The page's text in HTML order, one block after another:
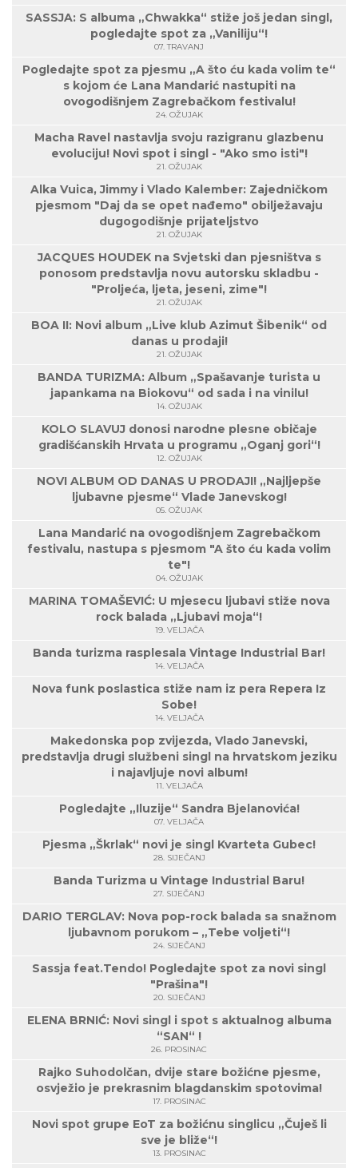
SASSJA: S albuma „Chwakka“ stiže još jedan singl,
pogledajte spot za „Vaniliju“!
07. TRAVANJ
Pogledajte spot za pjesmu „A što ću kada volim te“
s kojom će Lana Mandarić nastupiti na
ovogodišnjem Zagrebačkom festivalu!
24. OŽUJAK
Macha Ravel nastavlja svoju razigranu glazbenu
evoluciju! Novi spot i singl - "Ako smo isti"!
21. OŽUJAK
Alka Vuica, Jimmy i Vlado Kalember: Zajedničkom
pjesmom "Daj da se opet nađemo" obilježavaju
dugogodišnje prijateljstvo
21. OŽUJAK
JACQUES HOUDEK na Svjetski dan pjesništva s
ponosom predstavlja novu autorsku skladbu -
"Proljeća, ljeta, jeseni, zime"!
21. OŽUJAK
BOA II: Novi album „Live klub Azimut Šibenik“ od
danas u prodaji!
21. OŽUJAK
BANDA TURIZMA: Album „Spašavanje turista u
japankama na Biokovu“ od sada i na vinilu!
14. OŽUJAK
KOLO SLAVUJ donosi narodne plesne običaje
gradišćanskih Hrvata u programu „Oganj gori“!
12. OŽUJAK
NOVI ALBUM OD DANAS U PRODAJI! „Najljepše
ljubavne pjesme“ Vlade Janevskog!
05. OŽUJAK
Lana Mandarić na ovogodišnjem Zagrebačkom
festivalu, nastupa s pjesmom "A što ću kada volim
te"!
04. OŽUJAK
MARINA TOMAŠEVIĆ: U mjesecu ljubavi stiže nova
rock balada „Ljubavi moja“!
19. VELJAČA
Banda turizma rasplesala Vintage Industrial Bar!
14. VELJAČA
Nova funk poslastica stiže nam iz pera Repera Iz
Sobe!
14. VELJAČA
Makedonska pop zvijezda, Vlado Janevski,
predstavlja drugi službeni singl na hrvatskom jeziku
i najavljuje novi album!
11. VELJAČA
Pogledajte „Iluzije“ Sandra Bjelanovića!
07. VELJAČA
Pjesma „Škrlak“ novi je singl Kvarteta Gubec!
28. SIJEČANJ
Banda Turizma u Vintage Industrial Baru!
27. SIJEČANJ
DARIO TERGLAV: Nova pop-rock balada sa snažnom
ljubavnom porukom – „Tebe voljeti“!
24. SIJEČANJ
Sassja feat.Tendo! Pogledajte spot za novi singl
"Prašina"!
20. SIJEČANJ
ELENA BRNIĆ: Novi singl i spot s aktualnog albuma
“SAN“ !
26. PROSINAC
Rajko Suhodolčan, dvije stare božićne pjesme,
osvježio je prekrasnim blagdanskim spotovima!
17. PROSINAC
Novi spot grupe EoT za božićnu singlicu „Čuješ li
sve je bliže“!
13. PROSINAC